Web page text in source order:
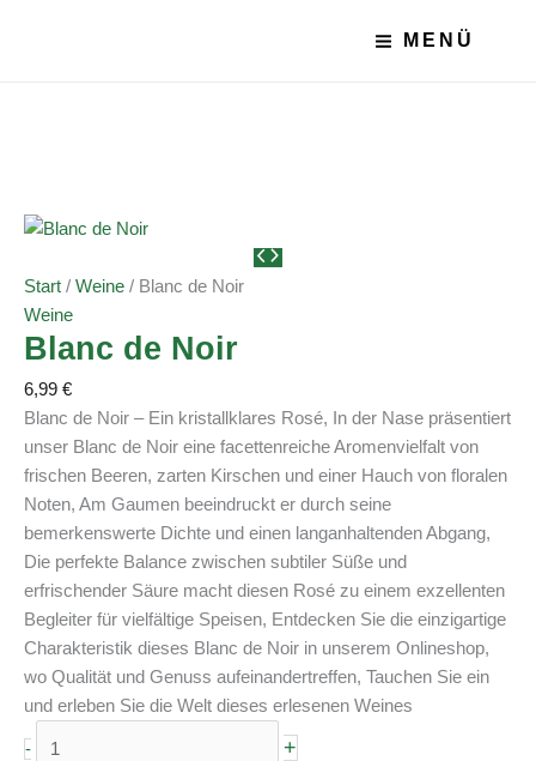
MENÜ
Start / Weine / Blanc de Noir
Weine
Blanc de Noir
6,99 €
Blanc de Noir – Ein kristallklares Rosé, In der Nase präsentiert
unser Blanc de Noir eine facettenreiche Aromenvielfalt von
frischen Beeren, zarten Kirschen und einer Hauch von floralen
Noten, Am Gaumen beeindruckt er durch seine
bemerkenswerte Dichte und einen langanhaltenden Abgang,
Die perfekte Balance zwischen subtiler Süße und
erfrischender Säure macht diesen Rosé zu einem exzellenten
Begleiter für vielfältige Speisen, Entdecken Sie die einzigartige
Charakteristik dieses Blanc de Noir in unserem Onlineshop,
wo Qualität und Genuss aufeinandertreffen, Tauchen Sie ein
und erleben Sie die Welt dieses erlesenen Weines
- +